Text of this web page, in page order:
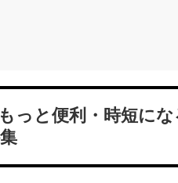
っと便利・時短に